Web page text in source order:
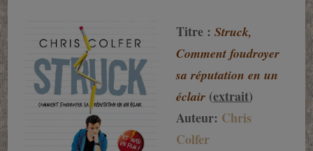
Chris
Colfer,
Comment
foudroyer
réputation
en
Titre :Struck,
Comment foudroyer
sa réputation en un
éclair (extrait)
Auteur: Chris
Colfer